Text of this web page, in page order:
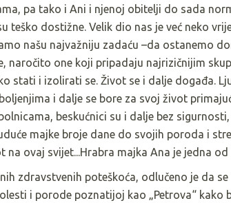
pa tako i Ani i njenoj obitelji do sada
teško dostižne. Velik dio nas je već neko
našu najvažniju zadaću –da ostanemo
naročito one koji pripadaju najrizičnijim
stati i izolirati se. Život se i dalje događa.
i dalje se bore za svoj život
beskućnici su i dalje bez
majke broje dane do svojih poroda i
na ovaj svijet...Hrabra majka Ana je jedna od
zdravstvenih poteškoća, odlučeno je da
i porode poznatijoj kao „Petrova“ kako